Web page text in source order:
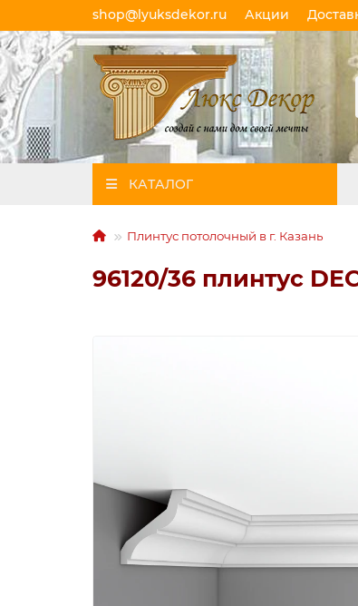
shop@lyuksdekor.ru Акции
КАТАЛОГ
Плинтус потолочный в г. Казань
96120/36 плинтус